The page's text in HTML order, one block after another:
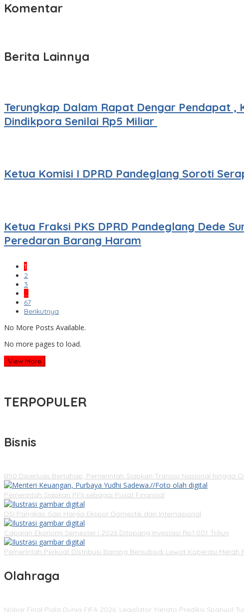
Komentar
Berita Lainnya
Terungkap Dalam Rapat Dengar Pendapat
Dindikpora Senilai Rp5 Miliar
Ketua Komisi I DPRD Pandeglang Soroti
Ketua Fraksi PKS DPRD Pandeglang Dede
Peredaran Barang Haram
1
2
3
…
67
Berikutnya
No More Posts Available.
No more pages to load.
View More
TERPOPULER
Bisnis
B50 Diperluas Bertahap, Pemerintah Siapkan Transisi Nasional hingga
Pemerintah Siapkan PFII sebagai Pusat Finansial
DSI Pangkas Gap Harga Ekspor Domestik dan Internasional
Capaian Ekonomi Semester I 2026 Ditopang Investasi Rp1.001 Triliun
Pemerintah Perkuat Distribusi Barang Bersubsidi Lewat Koperasi Merah
Olahraga
Nobar Final Piala Dunia FIFA 2026, Legislator Yangto Prediksi Spanyol